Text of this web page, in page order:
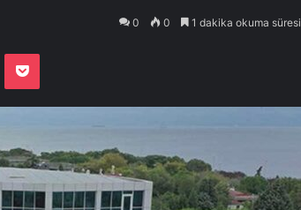
0 0 1 dakika okuma süresi
Pocket